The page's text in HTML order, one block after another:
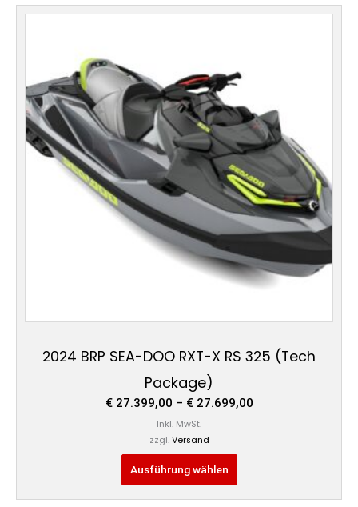
2024 BRP SEA-DOO RXT-X RS 325 (Tech
Package)
€27.399,00 – €27.699,00
Preisspanne:
Inkl. MwSt.
zzgl. Versand
Ausführung wählen
Dieses
mehrere
Varianten
auf.
Die
Optionen
können
auf
Produktseite
gewählt
werden